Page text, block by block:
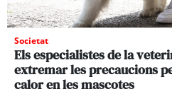
Societat
Els especialistes de la
extremar les precaucions
calor en les mascotes